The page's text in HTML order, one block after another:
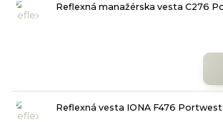
Reflexná manažérska vesta C276
Reflexná vesta IONA F476 Portwest